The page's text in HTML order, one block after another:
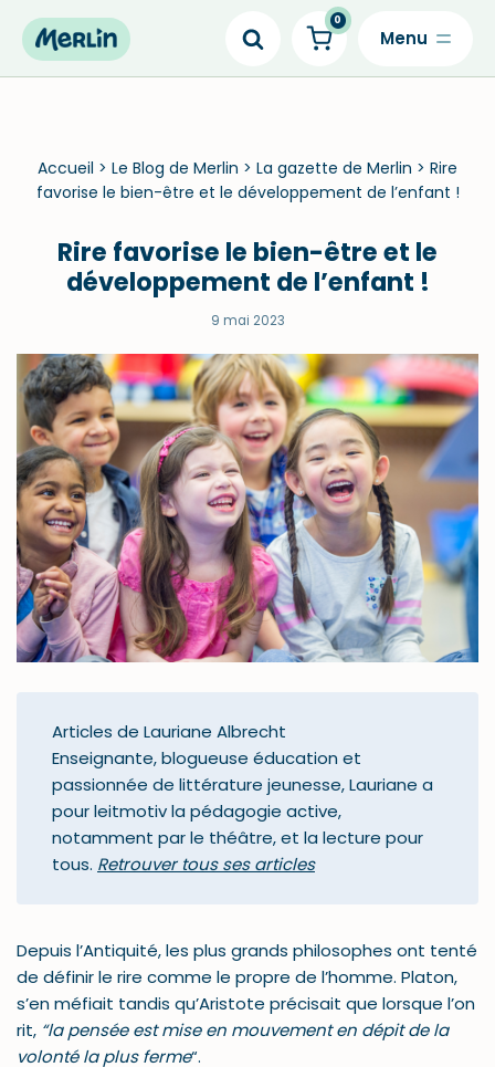
Skip
0
Accueil > Le Blog de Merlin > La gazette de Merlin > Rire
favorise le bien-être et le développement de l’enfant !
Rire favorise le bien-être et le
développement de l’enfant !
9 mai 2023
Articles de Lauriane Albrecht
Enseignante, blogueuse éducation et
passionnée de littérature jeunesse, Lauriane a
pour leitmotiv la pédagogie active,
notamment par le théâtre, et la lecture pour
tous. Retrouver tous ses articles
Depuis l’Antiquité, les plus grands philosophes ont tenté
de définir le rire comme le propre de l’homme. Platon,
s’en méfiait tandis qu’Aristote précisait que lorsque l’on
rit, “la pensée est mise en mouvement en dépit de la
volonté la plus ferme“.